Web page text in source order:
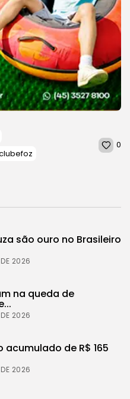
0
são ouro no Brasileiro
2026
na queda de
2026
de R$ 165
2026